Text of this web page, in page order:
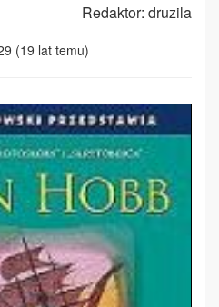
Redaktor: druzila
(19 lat temu)